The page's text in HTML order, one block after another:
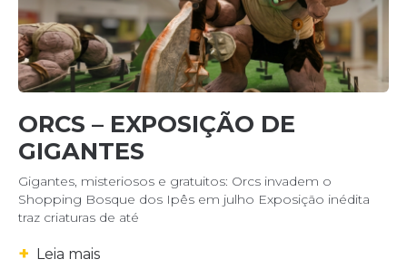
ORCS – EXPOSIÇÃO DE
GIGANTES
Gigantes, misteriosos e gratuitos: Orcs invadem o
Shopping Bosque dos Ipês em julho Exposição inédita
traz criaturas de até
+ Leia mais